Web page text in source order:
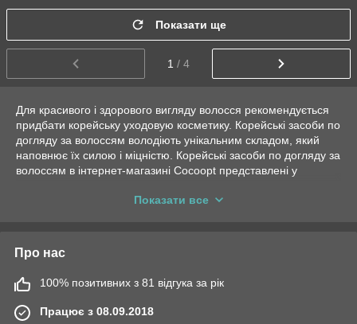
Показати ще
1 / 4
Для красивого і здорового вигляду волосся рекомендується
придбати корейську уходовую косметику. Корейські засоби по
догляду за волоссям володіють унікальним складом, який
наповнює їх силою і міцністю. Корейські засоби по догляду за
волоссям в інтернет-магазині Сocoopt представлені у
замовлення на корейські засоби по догляду за волоссям в
приємною вартості. Купити корейські кошти можна не тільки
для себе, але і як подарунок.
засобів по догляду за волоссям
Показати все
Про нас
100% позитивних з 81 відгука за рік
Працює з 08.09.2018